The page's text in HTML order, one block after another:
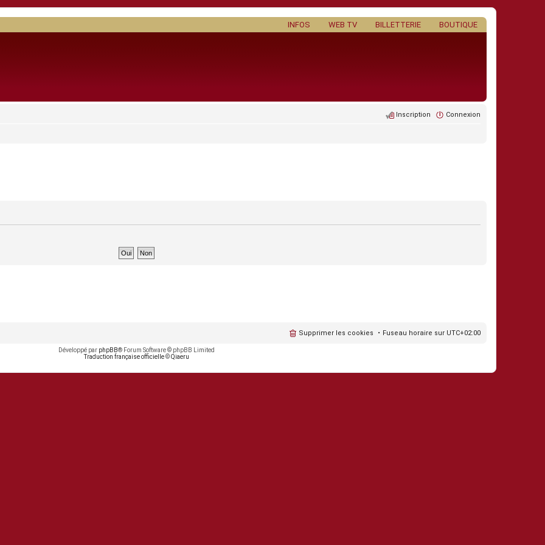
BOUTIQUE
BILLETTERIE
WEB TV
INFOS
Connexion
Inscription
Fuseau horaire sur UTC+02:00
Supprimer les cookies
Développé par phpBB® Forum Software © phpBB Limited
Traduction française officielle©Qiaeru